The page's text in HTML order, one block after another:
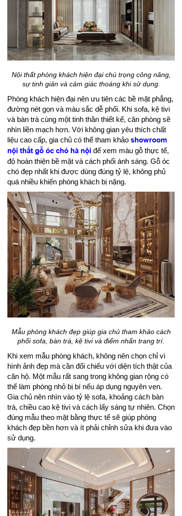
Nội thất phòng khách hiện đại chú trọng công năng,
sự tinh giản và cảm giác thoáng khi sử dụng.
Phòng khách hiện đại nên ưu tiên các bề mặt phẳng,
đường nét gọn và màu sắc dễ phối. Khi sofa, kệ tivi
và bàn trà cùng một tinh thần thiết kế, căn phòng sẽ
nhìn liền mạch hơn. Với không gian yêu thích chất
liệu cao cấp, gia chủ có thể tham khảo showroom
nội thất gỗ óc chó hà nội để xem màu gỗ thực tế,
độ hoàn thiện bề mặt và cách phối ánh sáng. Gỗ óc
chó đẹp nhất khi được dùng đúng tỷ lệ, không phủ
quá nhiều khiến phòng khách bị nặng.
Mẫu phòng khách đẹp giúp gia chủ tham khảo cách
phối sofa, bàn trà, kệ tivi và điểm nhấn trang trí.
Khi xem mẫu phòng khách, không nên chọn chỉ vì
hình ảnh đẹp mà cần đối chiếu với diện tích thật của
căn hộ. Một mẫu rất sang trong không gian rộng có
thể làm phòng nhỏ bị bí nếu áp dụng nguyên vẹn.
Gia chủ nên nhìn vào tỷ lệ sofa, khoảng cách bàn
trà, chiều cao kệ tivi và cách lấy sáng tự nhiên. Chọn
đúng mẫu theo mặt bằng thực tế sẽ giúp phòng
khách đẹp bền hơn và ít phải chỉnh sửa khi đưa vào
sử dụng.